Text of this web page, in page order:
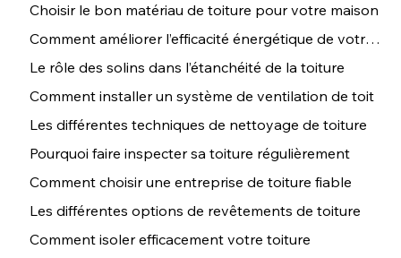
Choisir le bon matériau de toiture pour votre maison
Comment améliorer l’efficacité énergétique de votre toiture
Le rôle des solins dans l’étanchéité de la toiture
Comment installer un système de ventilation de toit
Les différentes techniques de nettoyage de toiture
Pourquoi faire inspecter sa toiture régulièrement
Comment choisir une entreprise de toiture fiable
Les différentes options de revêtements de toiture
Comment isoler efficacement votre toiture